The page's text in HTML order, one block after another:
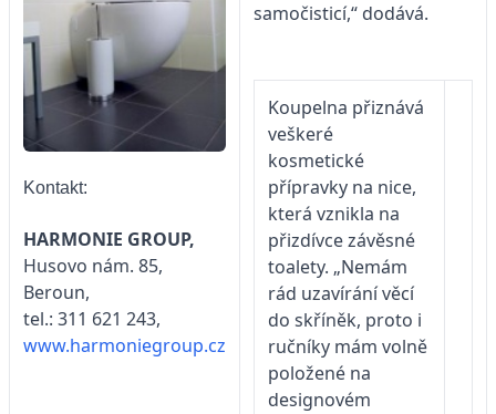
Kontakt:
HARMONIE GROUP,
Husovo nám. 85,
Beroun,
tel.: 311 621 243,
www.harmoniegroup.cz
samočisticí,“ dodává.
Koupelna přiznává
veškeré
kosmetické
přípravky na nice,
která vznikla na
přizdívce závěsné
toalety. „Nemám
rád uzavírání věcí
do skříněk, proto i
ručníky mám volně
položené na
designovém